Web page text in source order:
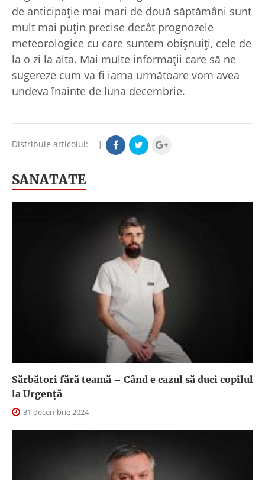
de anticipaţie mai mari de două săptămâni sunt
mult mai puţin precise decât prognozele
meteorologice cu care suntem obişnuiţi, cele de
la o zi la alta. Mai multe informaţii care să ne
sugereze cum va fi iarna următoare vom avea
undeva înainte de luna decembrie.
Distribuie articolul: |
SANATATE
Sărbători fără teamă – Când e cazul să duci copilul
la Urgență
31 decembrie 2024